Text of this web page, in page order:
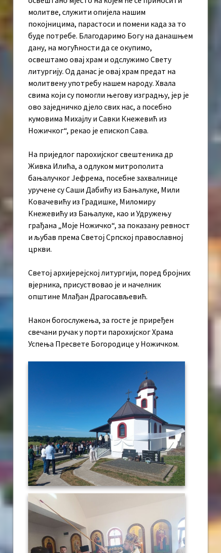
молитве, служити опијела нашим
покојницима, парастоси и помени када за то
буде потребе. Благодаримо Богу на данашњем
дану, на могућности да се окупимо,
освештамо овај храм и одслужимо Свету
литургију. Од данас је овај храм предат на
молитвену употребу нашем народу. Хвала
свима који су помогли његову изградњу, јер је
ово заједничко дјело свих нас, а посебно
кумовима Михајлу и Савки Кнежевић из
Ножичког“, рекао је епископ Сава.
На приједлог парохијског свештеника др
Живка Илића, а одлуком митрополита
бањалучког Јефрема, посебне захвалнице
уручене су Саши Дабићу из Бањалуке, Мили
Ковачевићу из Градишке, Миломиру
Кнежевићу из Бањалуке, као и Удружењу
грађана „Моје Ножичко“, за показану ревност
и љубав према Светој Српској православној
цркви.
Светој архијерејској литургији, поред бројних
вјерника, присуствовао је и начелник
општине Млађан Драгосављевић.
Након богослужења, за госте је приређен
свечани ручак у порти парохијског Храма
Успења Пресвете Богородице у Ножичком.